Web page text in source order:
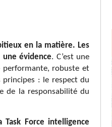
en la matière. Les
une évidence. C’est une
performante, robuste et
: le respect du
de la responsabilité du
Force intelligence